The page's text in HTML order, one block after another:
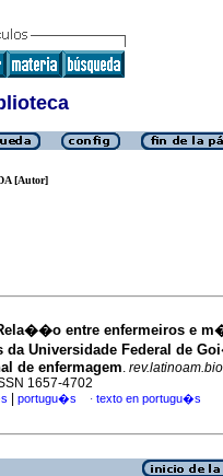
[Autor]
entre enfermeiros e
Universidade Federal de
de enfermagem.
1657-4702
portugu�s · texto en portugu�s